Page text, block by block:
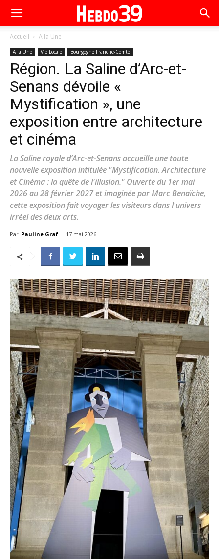
Accueil A la Une
A la Une Vie Locale Bourgogne Franche-Comté
Région. La Saline d’Arc-et-
Senans dévoile «
Mystification », une
exposition entre architecture
et cinéma
La Saline royale d’Arc-et-Senans accueille une toute
nouvelle exposition intitulée "Mystification. Architecture
et Cinéma : la quête de l'illusion." Ouverte du 1er mai
2026 au 28 février 2027 et imaginée par Marc Benaïche,
cette exposition fait voyager les visiteurs dans l'univers
irréel des deux arts.
Par Pauline Graf - 17 mai 2026